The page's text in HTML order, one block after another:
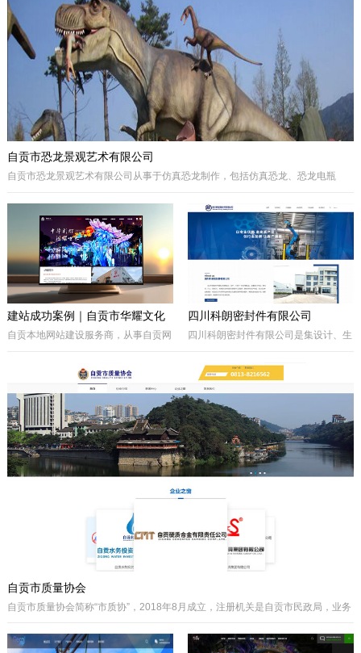
州、安徽、甘肃、加拿大、美国等多个
控股合作团队。集团从…
程、趣味式景观游乐器具、景观雕塑工
程、城市文化符号美化亮化工程，以及
仿真恐龙、仿真动植物、化石制作和演
绎程控机器人研发生产。
自贡市恐龙景观艺术有限公司
自贡市恐龙景观艺术有限公司从事于仿真恐龙制作，包括仿真恐龙、恐龙电瓶
建站成功案例｜自贡市华耀文化
艺术有限公司官网定制开发项目
自贡本地网站建设服务商，从事自贡网
发，本次完成自贡市华耀文化艺术有限
公司官网定制搭建，包含品牌展示、案
例展示、在线询盘功能，搭配全套基础
SEO优化。
四川科朗密封件有限公司
四川科朗密封件有限公司是集设计、生
于电力、氧化铝、矿山、石油石化、钢
铁等行业所需的机械密封件及其配件、
密封件的生产制造；因公司业务发展需
要，成立的四川科朗环保设备有限公司
主要经营泵阀及其配件、硬质合金制品
类产品、耐磨材料类配件，承接用户非
标件设计和定制。
自贡市质量协会
自贡市质量协会简称“市质协”，2018年8月成立，注册机关是自贡市民政局，业务
协会之一，历届会长由主管经济工作的副市长担任，是自贡市市场监督管理局领